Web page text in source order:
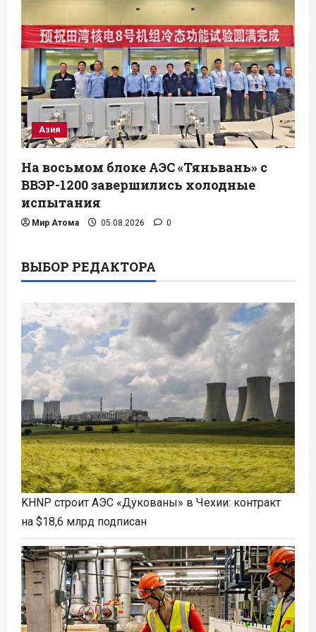
Азия
На восьмом блоке АЭС «Тяньвань» с
ВВЭР-1200 завершились холодные
испытания
Мир Атома 05.08.2026 0
ВЫБОР РЕДАКТОРА
KHNP строит АЭС «Дукованы» в Чехии: контракт
на $18,6 млрд подписан